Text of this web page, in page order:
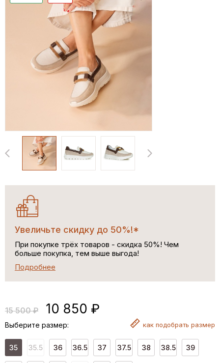
Увеличьте скидку до 50%!*
При покупке трёх товаров - скидка 50%! Чем
больше покупка, тем выше выгода!
Подробнее
15 500 ₽ 10 850 ₽
Выберите размер: как подобрать размер
35 35.5 36 36.5 37 37.5 38 38.5 39